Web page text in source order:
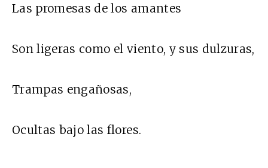
Las promesas de los amantes
Son ligeras como el viento, y sus dulzuras,
Trampas engañosas,
Ocultas bajo las flores.